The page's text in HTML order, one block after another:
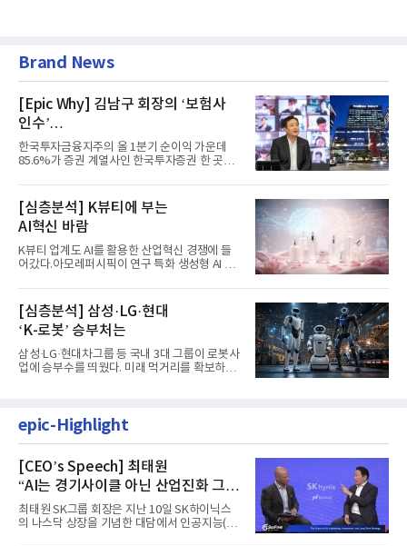
Brand News
[Epic Why] 김남구 회장의 ‘보험사
인수’
발걸음이 신중해진 배경은?
한국투자금융지주의 올 1분기 순이익 가운데
85.6%가 증권 계열사인 한국투자증권 한 곳에
[심층분석] K뷰티에 부는
AI혁신 바람
K뷰티 업계도 AI를 활용한 산업혁신 경쟁에 들
어갔다.아모레퍼시픽이 연구 특화 생성형 AI 플
[심층분석] 삼성·LG·현대
‘K-로봇’ 승부처는
삼성·LG·현대차그룹 등 국내 3대 그룹이 로봇사
업에 승부수를 띄웠다. 미래 먹거리를 확보하기
epic-Highlight
[CEO’s Speech] 최태원
“AI는 경기사이클 아닌 산업진화 그
자체”
최태원 SK그룹 회장은 지난 10일 SK하이닉스
의 나스닥 상장을 기념한 대담에서 인공지능(AI)